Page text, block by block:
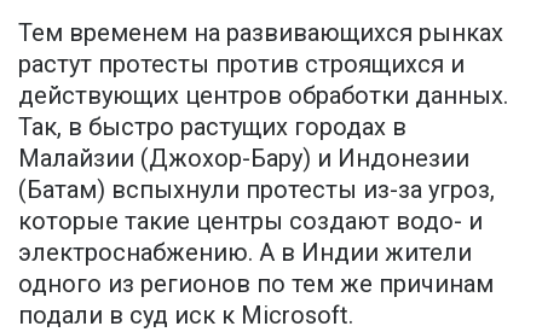
Тем временем на развивающихся рынках
растут протесты против строящихся и
действующих центров обработки данных.
Так, в быстро растущих городах в
Малайзии (Джохор-Бару) и Индонезии
(Батам) вспыхнули протесты из-за угроз,
которые такие центры создают водо- и
электроснабжению. А в Индии жители
одного из регионов по тем же причинам
подали в суд иск к Microsoft.